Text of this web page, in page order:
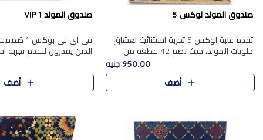
صندوق المولد لوكس 5
تقدم علبة لوكس 5 تجربة استثنائية لعشاق
حلويات المولد، حيث تضم 42 قطعة من
تشكيلة فاخرة تجمع بين أشهر الأصناف
التقليدية وأصناف مميزة مختارة بع..
950.00 جنيه
أضف
صندوق المولد VIP 1
في اي بي
الذين يقدرون لتقدم تجربة
تجمع بين أفخر حلويات
تشكيلة مختارة من الأصناف
أضف